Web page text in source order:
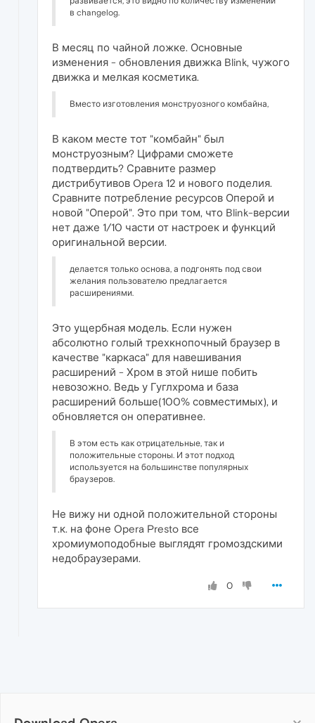
в changelog.
В месяц по чайной ложке. Основные
изменения - обновления движка Blink, чужого
движка и мелкая косметика.
Вместо изготовления монструозного комбайна,
В каком месте тот "комбайн" был
монструозным? Цифрами сможете
подтвердить? Сравните размер
дистрибутивов Opera 12 и нового поделия.
Сравните потребление ресурсов Оперой и
новой "Оперой". Это при том, что Blink-версии
нет даже 1/10 части от настроек и функций
оригинальной версии.
делается только основа, а подгонять под свои
желания пользователю предлагается
расширениями.
Это ущербная модель. Если нужен
абсолютно голый трехкнопочный браузер в
качестве "каркаса" для навешивания
расширений - Хром в этой нише побить
невозожно. Ведь у Гуглхрома и база
расширений больше(100% совместимых), и
обновляется он оперативнее.
В этом есть как отрицательные, так и
положительные стороны. И этот подход
используется на большинстве популярных
браузеров.
Не вижу ни одной положительной стороны
т.к. на фоне Opera Presto все
хромиумоподобные выглядят громоздскими
недобраузерами.
0